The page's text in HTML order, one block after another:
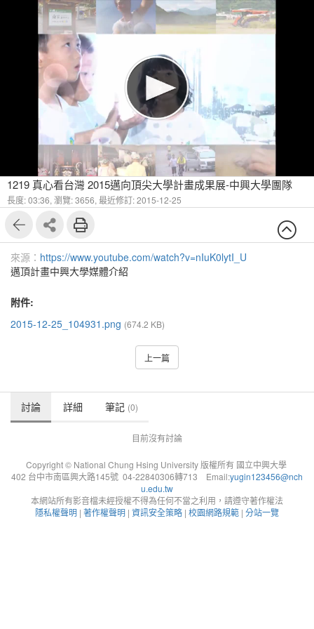
1219 真心看台灣 2015邁向頂尖大學計畫成果展-中興大學團隊
長度: 03:36, 瀏覽: 3656, 最近修訂: 2015-12-25
來源： https://www.youtube.com/watch?v=nIuK0lytI_U
邁頂計畫中興大學媒體介紹
附件:
2015-12-25_104931.png (674.2 KB)
上一篇
討論 詳細 筆記 (0)
目前沒有討論
Copyright © National Chung Hsing University 版權所有 國立中興大學
402 台中市南區興大路145號 04-22840306轉713 Email:yugin123456@nch
u.edu.tw
本網站所有影音檔未經授權不得為任何不當之利用，請遵守著作權法
隱私權聲明 | 著作權聲明 | 資訊安全策略 | 校園網路規範 | 分站一覽